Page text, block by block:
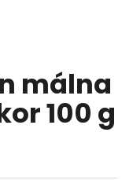
málna
100 g